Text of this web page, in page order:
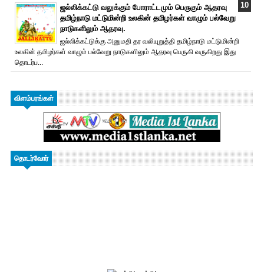
ஜல்லிக்கட்டு வலுக்கும் போராட்டமும் பெருகும் ஆதரவு
தமிழ்நாடு மட்டுமின்றி உலகின் தமிழர்கள் வாழும் பல்வேறு
நாடுகளிலும் ஆதரவு.
ஜல்லிக்கட்டுக்கு அனுமதி தர வலியுறுத்தி தமிழ்நாடு மட்டுமின்றி
உலகின் தமிழர்கள் வாழும் பல்வேறு நாடுகளிலும் ஆதரவு பெருகி வருகிறது இது
தொடர்ப...
விளம்பரங்கள்
தொடர்வோர்